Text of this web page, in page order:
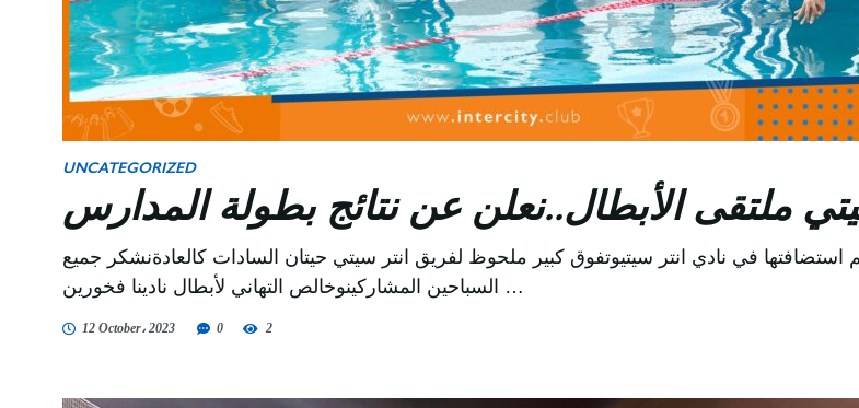
UNCATEGORIZED
ملتقى الأبطال..نعلن عن نتائج بطولة المدارس
في نادي انتر سيتيوتفوق كبير ملحوظ لفريق انتر سيتي حيتان السادات كالعادةنشكر جميع
السباحين المشاركينوخالص التهاني لأبطال نادينا فخورين …
12 October، 2023 0 2